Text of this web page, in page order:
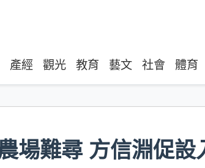
產經 觀光 教育 藝文 社會 體育
場難尋 方信淵促設